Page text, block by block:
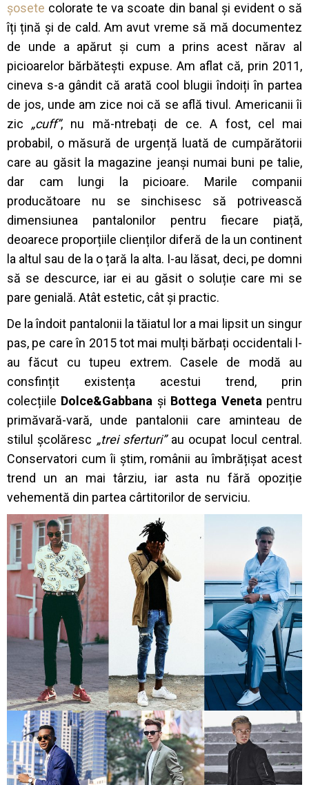
șosete colorate te va scoate din banal și evident o să
îți țină și de cald. Am avut vreme să mă documentez
de unde a apărut și cum a prins acest nărav al
picioarelor bărbătești expuse. Am aflat că, prin 2011,
cineva s-a gândit că arată cool blugii îndoiți în partea
de jos, unde am zice noi că se află tivul. Americanii îi
zic „cuff”, nu mă-ntrebați de ce. A fost, cel mai
probabil, o măsură de urgență luată de cumpărătorii
care au găsit la magazine jeanși numai buni pe talie,
dar cam lungi la picioare. Marile companii
producătoare nu se sinchisesc să potrivească
dimensiunea pantalonilor pentru fiecare piață,
deoarece proporțiile clienților diferă de la un continent
la altul sau de la o țară la alta. I-au lăsat, deci, pe domni
să se descurce, iar ei au găsit o soluție care mi se
pare genială. Atât estetic, cât și practic.
De la îndoit pantalonii la tăiatul lor a mai lipsit un singur
pas, pe care în 2015 tot mai mulți bărbați occidentali l-
au făcut cu tupeu extrem. Casele de modă au
consfințit existența acestui trend, prin
colecțiile Dolce&Gabbana și Bottega Veneta pentru
primăvară-vară, unde pantalonii care aminteau de
stilul școlăresc „trei sferturi”au ocupat locul central.
Conservatori cum îi știm, românii au îmbrățișat acest
trend un an mai târziu, iar asta nu fără opoziție
vehementă din partea cârtitorilor de serviciu.